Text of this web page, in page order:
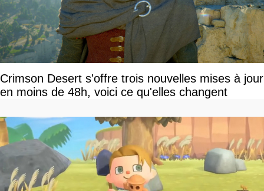
Crimson Desert s'offre trois nouvelles mises à jour
en moins de 48h, voici ce qu'elles changent